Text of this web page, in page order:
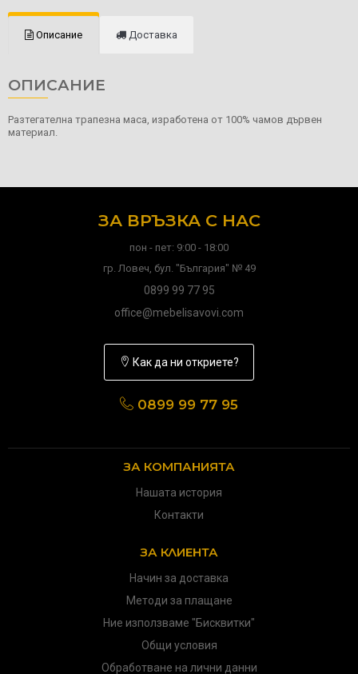
Описание Доставка
ОПИСАНИЕ
Разтегателна трапезна маса, изработена от 100% чамов дървен
материал.
ЗА ВРЪЗКА С НАС
пон - пет: 9:00 - 18:00
гр. Ловеч, бул. "България" № 49
0899 99 77 95
office@mebelisavovi.com
Как да ни откриете?
0899 99 77 95
ЗА КОМПАНИЯТА
Нашата история
Контакти
ЗА КЛИЕНТА
Начин за доставка
Методи за плащане
Ние използваме "Бисквитки"
Общи условия
Обработване на лични данни